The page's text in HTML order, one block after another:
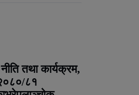
तथा कार्यक्रम,
८१